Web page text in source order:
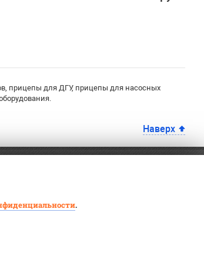
прицепы для ДГУ, прицепы для насосных
Наверх
.